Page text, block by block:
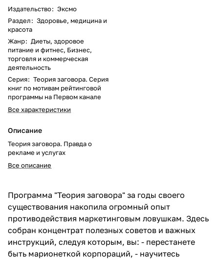
Издательство: Эксмо
Раздел: Здоровье, медицина и
красота
Жанр: Диеты, здоровое
питание и фитнес, Бизнес,
торговля и коммерческая
деятельность
Серия: Теория заговора. Серия
книг по мотивам рейтинговой
программы на Первом канале
Все характеристики
Описание
Теория заговора. Правда о
рекламе и услугах
Все описание
Программа "Теория заговора" за годы своего
существования накопила огромный опыт
противодействия маркетинговым ловушкам. Здесь
собран концентрат полезных советов и важных
инструкций, следуя которым, вы: - перестанете
быть марионеткой корпораций, - научитесь